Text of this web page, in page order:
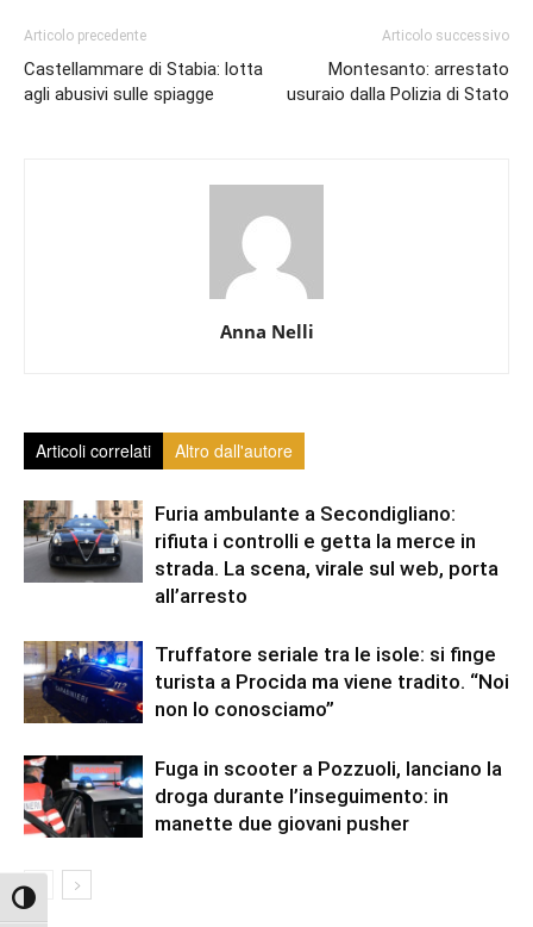
Attiva/disattiva alto contrasto
Articolo precedente
Castellammare di Stabia: lotta
agli abusivi sulle spiagge
Articolo successivo
Montesanto: arrestato
usuraio dalla Polizia di Stato
Anna Nelli
Articoli correlati Altro dall'autore
Furia ambulante a Secondigliano:
rifiuta i controlli e getta la merce in
strada. La scena, virale sul web, porta
all’arresto
Truffatore seriale tra le isole: si finge
turista a Procida ma viene tradito. “Noi
non lo conosciamo”
Fuga in scooter a Pozzuoli, lanciano la
droga durante l’inseguimento: in
manette due giovani pusher